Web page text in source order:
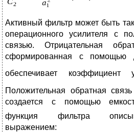
Активный фильтр может быть
операционного усилителя с
связью. Отрицательная
сформированная с помощью
обеспечивает коэффициент
Положительная обратная
создается с помощью
функция фильтра
выражением: